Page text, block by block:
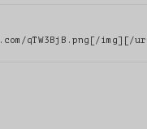
qTW3BjB.png[/